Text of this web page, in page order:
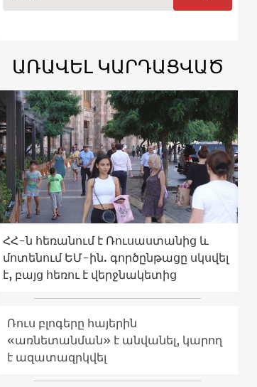
ԱՌԱՎԵԼ ԿԱՐԴԱՑՎԱԾ
ՀՀ-ն հեռանում է Ռուսաստանից և
մոտենում ԵՄ-ին. գործընթացը սկսվել
է, բայց հեռու է վերջնակետից
Ռուս բլոգերը հայերին
«առնետանման» է անվանել, կարող
է ազատազրկվել